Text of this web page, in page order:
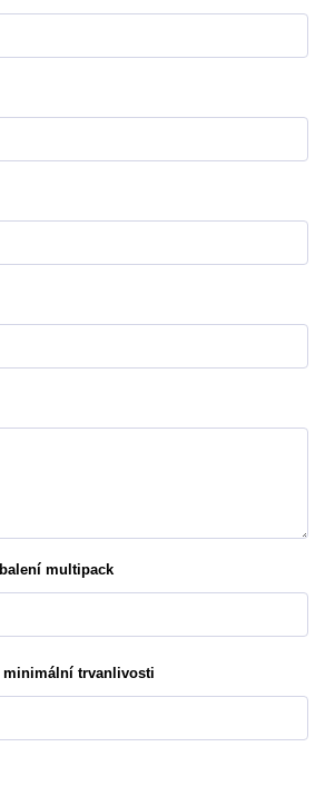
multipack
minimální trvanlivosti